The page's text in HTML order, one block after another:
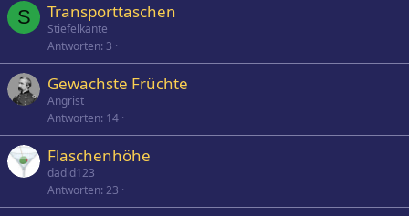
S Transporttaschen
Stiefelkante
Antworten 3
Gewachste Früchte
Angrist
Antworten 14
Flaschenhöhe
dadid123
Antworten 23